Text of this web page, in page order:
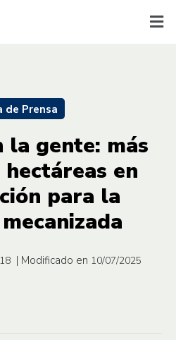
de Prensa
la gente: más
en
para la
| Modificado en 10/07/2025